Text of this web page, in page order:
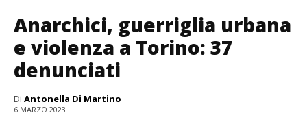
Anarchici, guerriglia urbana
e violenza a Torino: 37
denunciati
Di Antonella Di Martino
6 MARZO 2023